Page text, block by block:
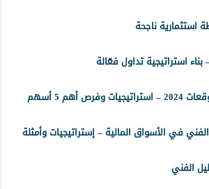
استثمارية ناجحة
استراتيجية تداول فعّالة
أهم 5 أسهم
في الأسواق المالية – إستراتيجيات وأمثلة